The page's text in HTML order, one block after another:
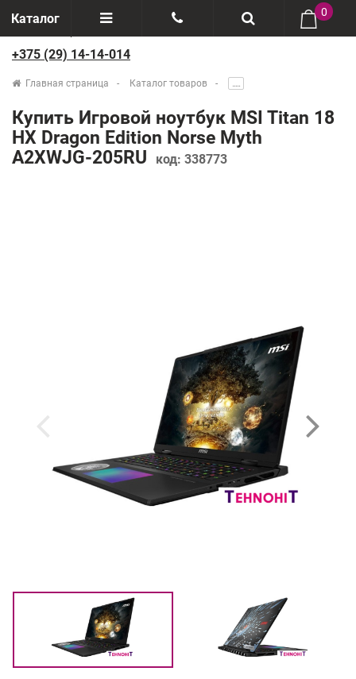
Каталог
Отзывы
Производители
Возврат товаров
+375(29) 888-44-44
0
+375 (29) 14-14-014
Главная страница Каталог товаров .....
Купить Игровой ноутбук MSI Titan 18
HX Dragon Edition Norse Myth
A2XWJG-205RU
код: 338773